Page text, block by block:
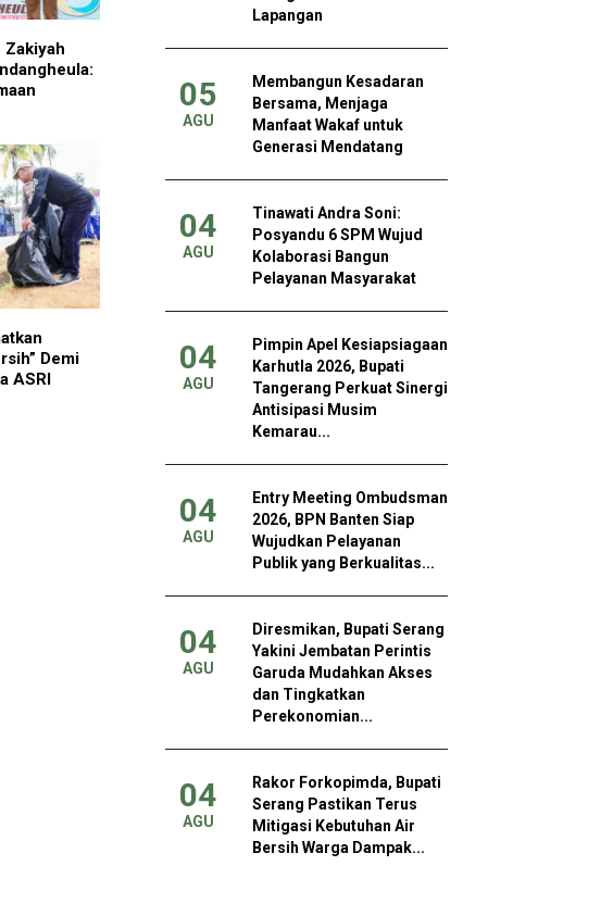
Zakiyah
Demi
ASRI
Lapangan
05
AGU
Membangun Kesadaran
Bersama, Menjaga
Manfaat Wakaf untuk
Generasi Mendatang
04
AGU
Tinawati Andra Soni:
Posyandu 6 SPM Wujud
Kolaborasi Bangun
Pelayanan Masyarakat
04
AGU
Pimpin Apel Kesiapsiagaan
Karhutla 2026, Bupati
Tangerang Perkuat Sinergi
Antisipasi Musim
Kemarau...
04
AGU
Entry Meeting Ombudsman
2026, BPN Banten Siap
Wujudkan Pelayanan
Publik yang Berkualitas...
04
AGU
Diresmikan, Bupati Serang
Yakini Jembatan Perintis
Garuda Mudahkan Akses
dan Tingkatkan
Perekonomian...
04
AGU
Rakor Forkopimda, Bupati
Serang Pastikan Terus
Mitigasi Kebutuhan Air
Bersih Warga Dampak...